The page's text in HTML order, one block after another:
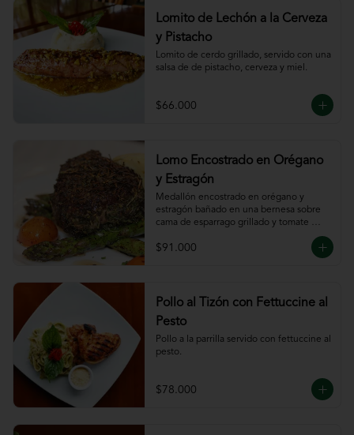
Lomito de Lechón a la Cerveza
y Pistacho
Lomito de cerdo grillado, servido con una
salsa de de pistacho, cerveza y miel.
$66.000
Lomo Encostrado en Orégano
y Estragón
Medallón encostrado en orégano y
estragón bañado en una bernesa sobre
cama de esparrago grillado y tomate
$91.000
Pollo al Tizón con Fettuccine al
Pesto
Pollo a la parrilla servido con fettuccine al
pesto.
$78.000